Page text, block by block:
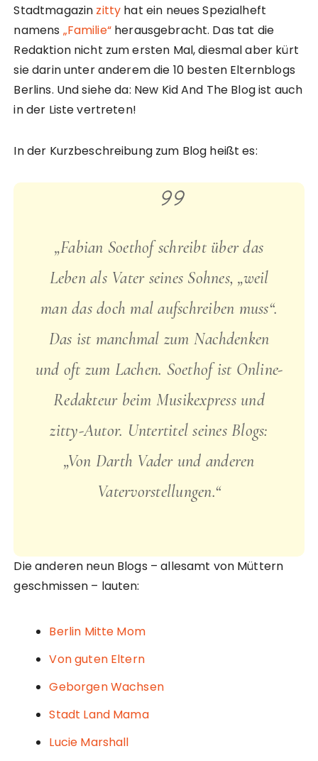
Stadtmagazin zitty hat ein neues Spezialheft
namens „Familie“herausgebracht. Das tat die
Redaktion nicht zum ersten Mal, diesmal aber kürt
sie darin unter anderem die 10 besten Elternblogs
Berlins. Und siehe da: New Kid And The Blog ist auch
in der Liste vertreten!
In der Kurzbeschreibung zum Blog heißt es:
„Fabian Soethof schreibt über das
Leben als Vater seines Sohnes, „weil
man das doch mal aufschreiben muss“.
Das ist manchmal zum Nachdenken
und oft zum Lachen. Soethof ist Online-
Redakteur beim Musikexpress und
zitty-Autor. Untertitel seines Blogs:
„Von Darth Vader und anderen
Vatervorstellungen.“
Die anderen neun Blogs – allesamt von Müttern
geschmissen – lauten:
Berlin Mitte Mom
Von guten Eltern
Geborgen Wachsen
Stadt Land Mama
Lucie Marshall